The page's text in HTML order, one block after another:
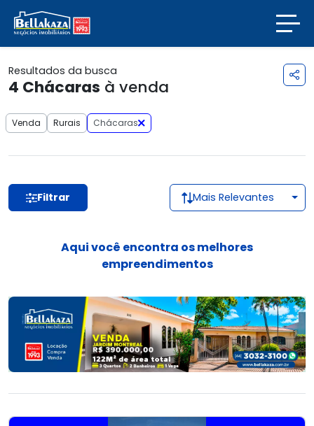
Resultados da busca
4 Chácaras à venda
Venda Rurais Chácaras
Filtrar Mais Relevantes
Aqui você encontra os melhores
empreendimentos